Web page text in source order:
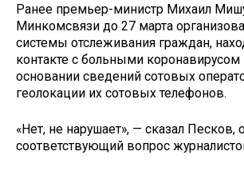
Ранее премьер-министр Михаил
Минкомсвязи до 27 марта
системы отслеживания граждан,
контакте с больными коронавирусом
основании сведений сотовых
геолокации их сотовых телефонов.
«Нет, не нарушает», — сказал Песков,
соответствующий вопрос